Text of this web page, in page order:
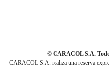
© CARACOL S.A.
CARACOL S.A. realiza una reserva